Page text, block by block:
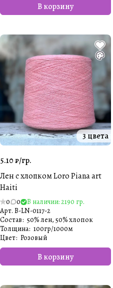
В корзину
3 цвета
5.10 ₽/гр.
Лен с хлопком Loro Piana art
Haiti
0 0
В наличии: 2190 гр.
Арт. B-LN-0117-2
В корзину
Состав: 50% лен, 50% хлопок
Толщина: 100гр/1000м
Цвет: Розовый